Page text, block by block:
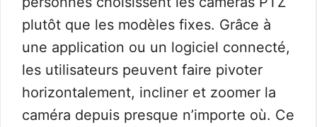
plutôt que les modèles fixes. Grâce à
une application ou un logiciel connecté,
les utilisateurs peuvent faire pivoter
horizontalement, incliner et zoomer la
caméra depuis presque n’importe où. Ce